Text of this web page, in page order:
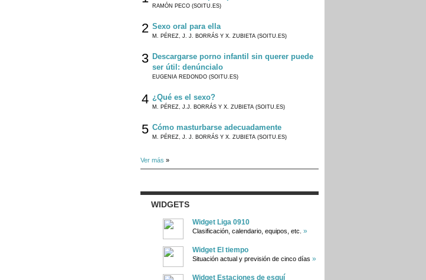
RAMÓN PECO (SOITU.ES)
2 Sexo oral para ella
M. PÉREZ, J. J. BORRÁS Y X. ZUBIETA (SOITU.ES)
3 Descargarse porno infantil sin querer puede
ser útil: denúncialo
EUGENIA REDONDO (SOITU.ES)
4 ¿Qué es el sexo?
M. PÉREZ, J.J. BORRÁS Y X. ZUBIETA (SOITU.ES)
5 Cómo masturbarse adecuadamente
M. PÉREZ, J. J. BORRÁS Y X. ZUBIETA (SOITU.ES)
Ver más »
WIDGETS
Widget Liga 0910
Clasificación, calendario, equipos, etc. »
Widget El tiempo
Situación actual y previsión de cinco días »
Widget Estaciones de esquí